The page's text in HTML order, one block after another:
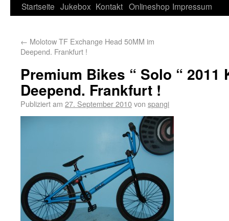
Startseite Jukebox Kontakt Onlineshop Impressum
← Molotow TF Exchange Head 50MM im
Deepend. Frankfurt !
Premium Bikes “ Solo “
Deepend. Frankfurt !
Publiziert am 27. September 2010von spangi